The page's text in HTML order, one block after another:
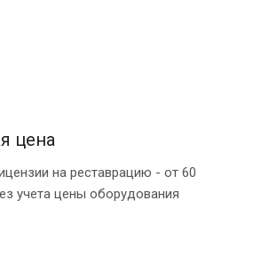
цена
на реставрацию - от 60
учета цены оборудования